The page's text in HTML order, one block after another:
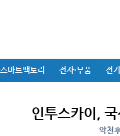
스마트팩토리 전자·부품 전
인투스카이,
악천